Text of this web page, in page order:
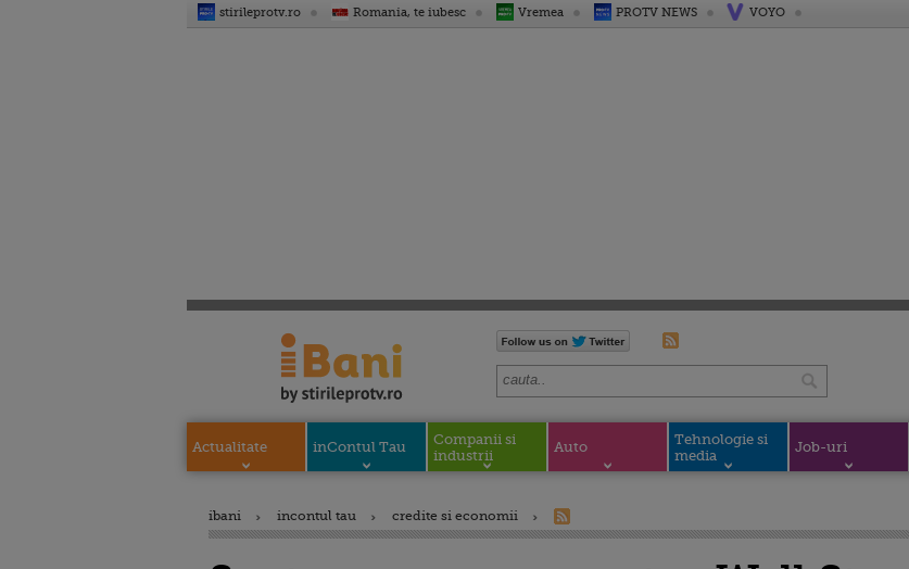
stirileprotv.ro Romania, te iubesc Vremea PROTV NEWS VOYO
Actualitate inContul Tau
Companii si
industrii
Auto
Tehnologie si
media
Job-uri
ibani incontul tau credite si economii